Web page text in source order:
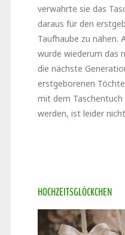
verwahrte sie das
daraus für den
Taufhaube zu nähen.
wurde wiederum das
die nächste
erstgeborenen
mit dem
werden, ist leider
HOCHZEITSGLÖCKCHEN